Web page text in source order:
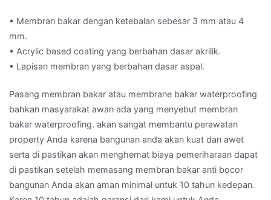
• Membran bakar dengan ketebalan sebesar 3 mm atau 4
mm.
• Acrylic based coating yang berbahan dasar akrilik.
• Lapisan membran yang berbahan dasar aspal.
Pasang membran bakar atau membrane bakar waterproofing
bahkan masyarakat awan ada yang menyebut membran
bakar waterproofing. akan sangat membantu perawatan
property Anda karena bangunan anda akan kuat dan awet
serta di pastikan akan menghemat biaya pemeriharaan dapat
di pastikan setelah memasang membran bakar anti bocor
bangunan Anda akan aman minimal untuk 10 tahun kedepan.